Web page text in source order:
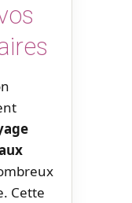
Cette